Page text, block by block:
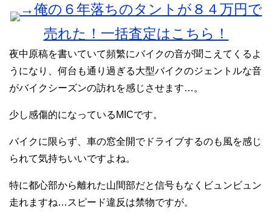
→俺の６年落ちのタントが８４万円で
売れた！一括査定はこちら！
夜中原稿を書いていて頻繁にバイクの音が聞こえてくるよ
うになり、何台も通り過ぎる大型バイクのジェントルな音
がバイクシーズンの訪れを感じさせます…。
少し感傷的になっているMICです。
バイクに限らず、車の窓全開でドライブするのも風を感じ
られて気持ちいいですよね。
特に都心部から離れた山間部だと信号もなくビュンビュン
走れますね…スピード違反は禁物ですが。